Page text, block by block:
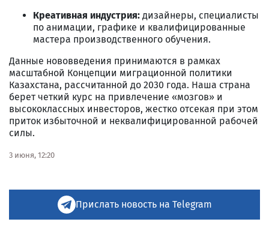
Креативная индустрия: дизайнеры, специалисты
по анимации, графике и квалифицированные
мастера производственного обучения.
Данные нововведения принимаются в рамках
масштабной Концепции миграционной политики
Казахстана, рассчитанной до 2030 года. Наша страна
берет четкий курс на привлечение «мозгов» и
высококлассных инвесторов, жестко отсекая при этом
приток избыточной и неквалифицированной рабочей
силы.
3 июня, 12:20
Прислать новость на Telegram